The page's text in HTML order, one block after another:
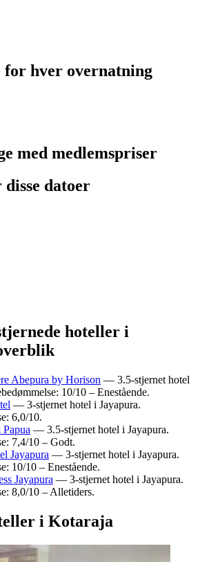
hver overnatning
med medlemspriser
datoer
hoteller i
Abepura by Horison — 3.5-stjernet hotel
10/10 – Enestående.
— 3-stjernet hotel i Jayapura.
6,0/10.
— 3.5-stjernet hotel i Jayapura.
7,4/10 – Godt.
Jayapura — 3-stjernet hotel i Jayapura.
10/10 – Enestående.
Jayapura — 3-stjernet hotel i Jayapura.
8,0/10 – Alletiders.
i Kotaraja